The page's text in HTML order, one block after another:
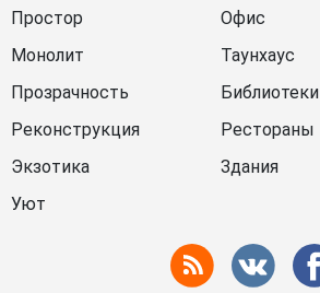
Простор
Монолит
Прозрачность
Реконструкция
Экзотика
Уют
Офис
Таунхаус
Библиотеки
Рестораны
Здания